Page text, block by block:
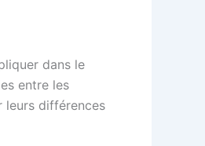
dans le
entre les
leurs différences